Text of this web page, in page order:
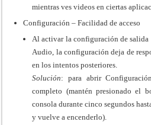
mientras ves videos en ciertas
Configuración – Facilidad de acceso
Al activar la configuración de
Audio, la configuración deja de
en los intentos posteriores.
Solución: para abrir
completo (mantén presionado el
consola durante cinco segundos
y vuelve a encenderlo).